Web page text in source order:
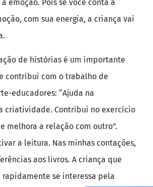
emoção. Pois se você conta a
com sua energia, a criança vai
de histórias é um importante
contribui com o trabalho de
educadores: “Ajuda na
criatividade. Contribui no exercício
melhora a relação com outro”.
a leitura. Nas minhas contações,
aos livros. A criança que
rapidamente se interessa pela